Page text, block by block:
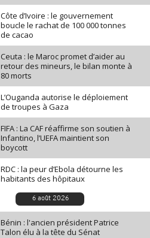
Côte d’Ivoire : le gouvernement
boucle le rachat de 100 000 tonnes
de cacao
Ceuta : le Maroc promet d’aider au
retour des mineurs, le bilan monte à
80 morts
L’Ouganda autorise le déploiement
de troupes à Gaza
FIFA : La CAF réaffirme son soutien à
Infantino, l’UEFA maintient son
boycott
RDC : la peur d’Ebola détourne les
habitants des hôpitaux
6 août 2026
Bénin : l'ancien président Patrice
Talon élu à la tête du Sénat